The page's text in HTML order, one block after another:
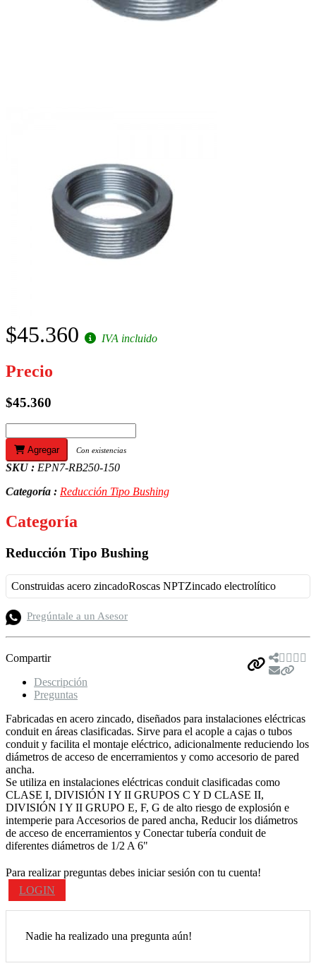
$45.360 IVA incluido
Precio
$45.360
Agregar Con existencias
SKU : EPN7-RB250-150
Categoría : Reducción Tipo Bushing
Categoría
Reducción Tipo Bushing
Construidas acero zincadoRoscas NPTZincado electrolítico
Pregúntale a un Asesor
Compartir
Descripción
Preguntas
Fabricadas en acero zincado, diseñados para instalaciones eléctricas
conduit en áreas clasificadas. Sirve para el acople a cajas o tubos
conduit y facilita el montaje eléctrico, adicionalmente reduciendo los
diámetros de acceso de encerramientos y como accesorio de pared
ancha.
Se utiliza en instalaciones eléctricas conduit clasificadas como
CLASE I, DIVISIÓN I Y II GRUPOS C Y D CLASE II,
DIVISIÓN I Y II GRUPO E, F, G de alto riesgo de explosión e
intemperie para Accesorios de pared ancha, Reducir los diámetros
de acceso de encerramientos y Conectar tubería conduit de
diferentes diámetros de 1/2 A 6"
Para realizar preguntas debes iniciar sesión con tu cuenta!
LOGIN
Nadie ha realizado una pregunta aún!